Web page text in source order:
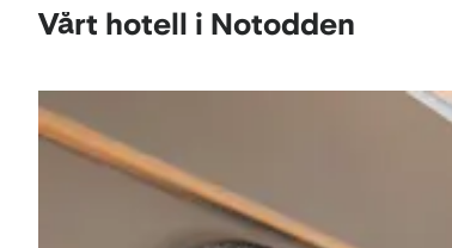
Vårt hotell i Notodden